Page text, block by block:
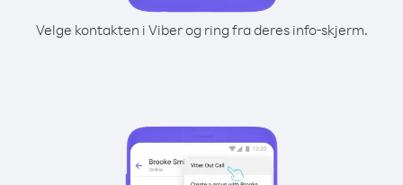
Velge kontakten i Viber og ring fra deres info-skjerm.